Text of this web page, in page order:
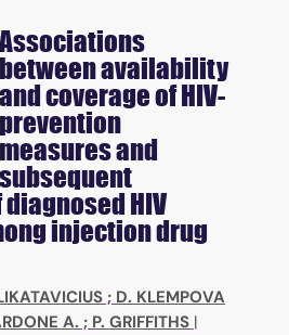
Associations
between availability
and coverage of HIV-
prevention
measures and
subsequent
HIV
injection drug
; D. KLEMPOVA
A. ; P. GRIFFITHS |